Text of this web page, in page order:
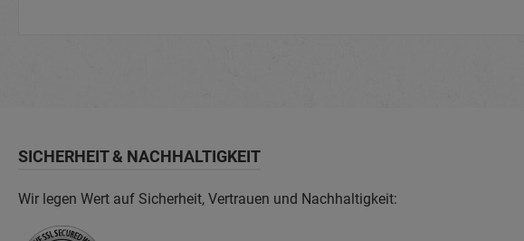
SICHERHEIT & NACHHALTIGKEIT
Wir legen Wert auf Sicherheit, Vertrauen und Nachhaltigkeit: